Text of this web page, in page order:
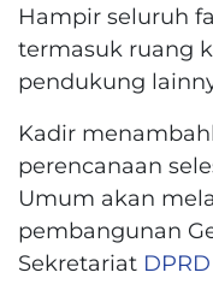
Hampir seluruh
termasuk ruang
pendukung
Kadir
perencanaan
Umum akan
pembangunan
Sekretariat